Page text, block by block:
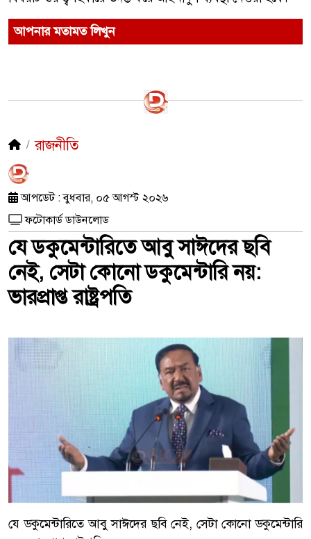
আপনার মতামত লিখুন
রাজনীতি
আপডেট : বুধবার, ০৫ আগস্ট ২০২৬
ফটোকার্ড ডাউনলোড
যে ডকুমেন্টারিতে আবু সাঈদের ছবি
নেই, সেটা কোনো ডকুমেন্টারি নয়:
ভারপ্রাপ্ত রাষ্ট্রপতি
যে ডকুমেন্টারিতে আবু সাঈদের ছবি নেই, সেটা কোনো ডকুমেন্টারি